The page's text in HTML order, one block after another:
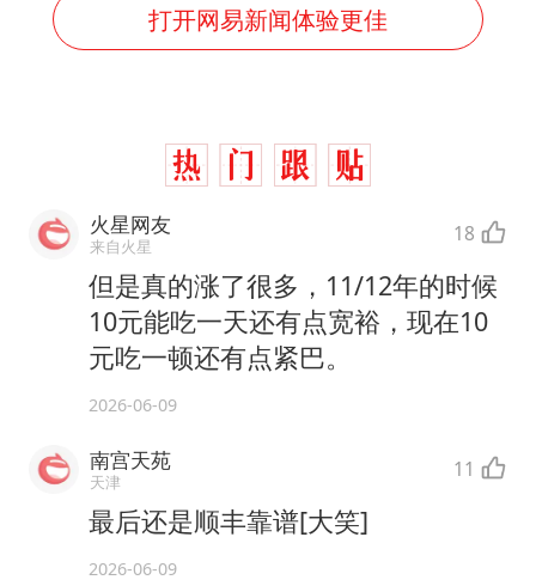
打开网易新闻体验更佳
火星网友
来自火星 18
但是真的涨了很多，11/12年的时候
10元能吃一天还有点宽裕，现在10
元吃一顿还有点紧巴。
2026-06-09
南宫天苑
天津 11
最后还是顺丰靠谱[大笑]
2026-06-09